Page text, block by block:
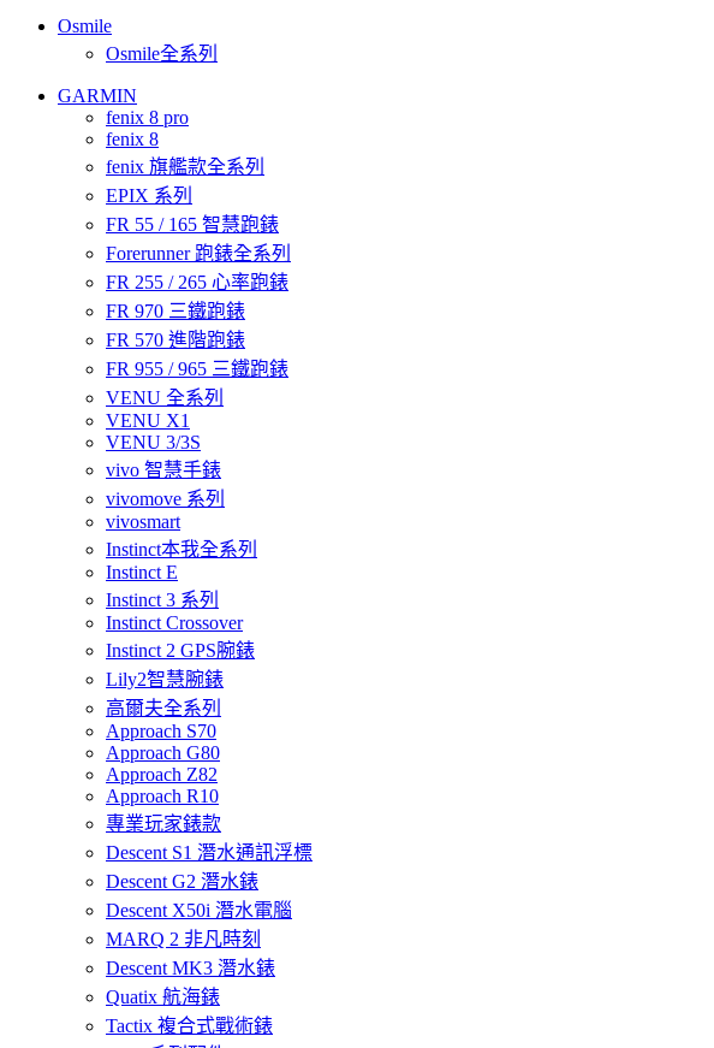
Osmile
Osmile全系列
GARMIN
fenix 8 pro
fenix 8
fenix 旗艦款全系列
EPIX 系列
FR 55 / 165 智慧跑錶
Forerunner 跑錶全系列
FR 255 / 265 心率跑錶
FR 970 三鐵跑錶
FR 570 進階跑錶
FR 955 / 965 三鐵跑錶
VENU 全系列
VENU X1
VENU 3/3S
vivo 智慧手錶
vivomove 系列
vivosmart
Instinct本我全系列
Instinct E
Instinct 3 系列
Instinct Crossover
Instinct 2 GPS腕錶
Lily2智慧腕錶
高爾夫全系列
Approach S70
Approach G80
Approach Z82
Approach R10
專業玩家錶款
Descent S1 潛水通訊浮標
Descent G2 潛水錶
Descent X50i 潛水電腦
MARQ 2 非凡時刻
Descent MK3 潛水錶
Quatix 航海錶
Tactix 複合式戰術錶